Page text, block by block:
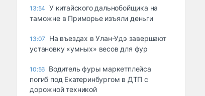
13:54
У китайского дальнобойщика на
таможне в Приморье изъяли деньги
13:07
Ha въeздax в Улaн-Удэ зaвepшaют
ycтaнoвкy «yмныx» вecoв для фyp
10:56 Водитель фуры маркетплейса
погиб под Екатеринбургом в ДТП с
дорожной техникой